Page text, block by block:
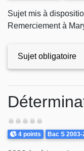
Body
Sujet mis à
Remerciement à
Sujet obligatoire
Difficulté
Points
4 points Theme
Bac S